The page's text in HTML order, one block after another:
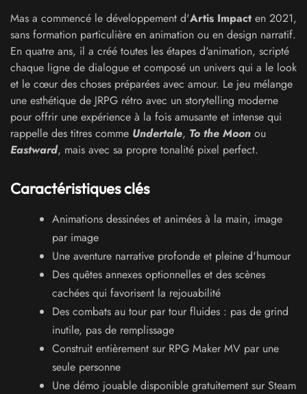
Mas a commencé le développement d'Artis Impact en 2021,
sans formation particulière en animation ou en design narratif.
En quatre ans, il a créé toutes les étapes d'animation, scripté
chaque ligne de dialogue et composé un univers qui a le look
et le cœur des choses préparées avec amour. Le jeu mélange
une esthétique de JRPG rétro avec un storytelling moderne
pour offrir une expérience à la fois amusante et intense qui
rappelle des titres comme Undertale, To the Moon ou
Eastward, mais avec sa propre tonalité pixel perfect.
Caractéristiques clés
Animations dessinées et animées à la main, image
par image
Une aventure narrative profonde et pleine d'humour
Des quêtes annexes optionnelles et des scènes
cachées qui favorisent la rejouabilité
Des combats au tour par tour fluides : pas de grind
inutile, pas de remplissage
Construit entièrement sur RPG Maker MV par une
seule personne
Une démo jouable disponible gratuitement sur Steam